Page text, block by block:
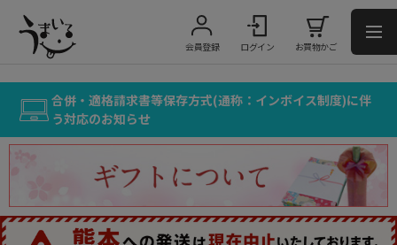
会員登録 ログイン お買物かご
合併・適格請求書等保存方式(通称：インボイス制度)に伴
う対応のお知らせ